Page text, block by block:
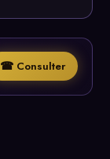
☎ Consulter